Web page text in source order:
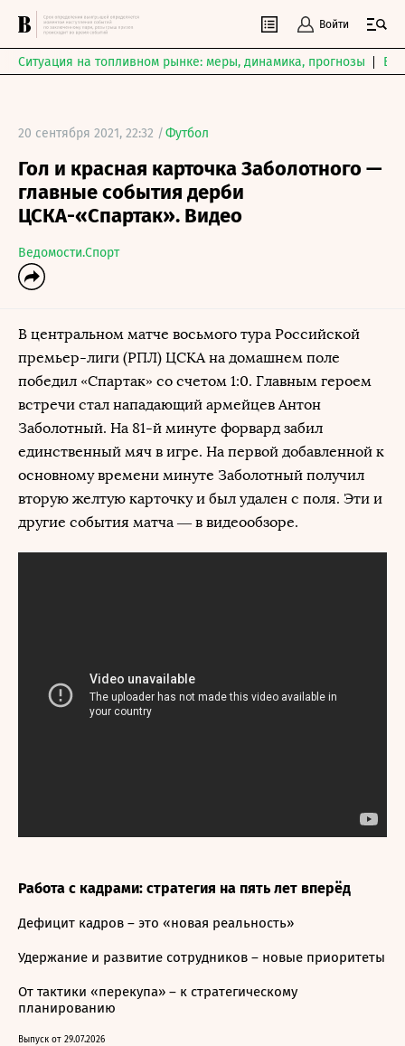
Войти
Ситуация на топливном рынке: меры, динамика, прогнозы
20 сентября 2021, 22:32 /Футбол
Гол и красная карточка Заболотного —
главные события дерби
ЦСКА-«Спартак». Видео
Ведомости.Спорт
В центральном матче восьмого тура Российской
премьер-лиги (РПЛ) ЦСКА на домашнем поле
победил «Спартак» со счетом 1:0. Главным героем
встречи стал нападающий армейцев Антон
Заболотный. На 81-й минуте форвард забил
единственный мяч в игре. На первой добавленной к
основному времени минуте Заболотный получил
вторую желтую карточку и был удален с поля. Эти и
другие события матча — в видеообзоре.
Работа с кадрами: стратегия на пять лет вперёд
Дефицит кадров – это «новая реальность»
Удержание и развитие сотрудников – новые приоритеты
От тактики «перекупа» – к стратегическому
планированию
Выпуск от 29.07.2026